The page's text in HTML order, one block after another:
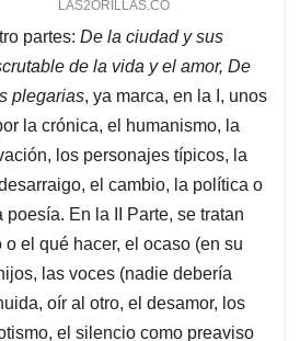
partes: De la ciudad y sus
de la vida y el amor, De
plegarias, ya marca, en la I, unos
la crónica, el humanismo, la
los personajes típicos, la
el cambio, la política o
En la II Parte, se tratan
el qué hacer, el ocaso (en su
las voces (nadie debería
oír al otro, el desamor, los
el silencio como preaviso